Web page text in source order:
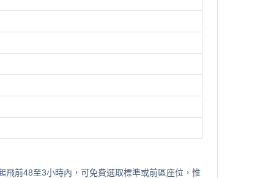
飛前48至3小時內，可免費選取標準或前區座位，惟